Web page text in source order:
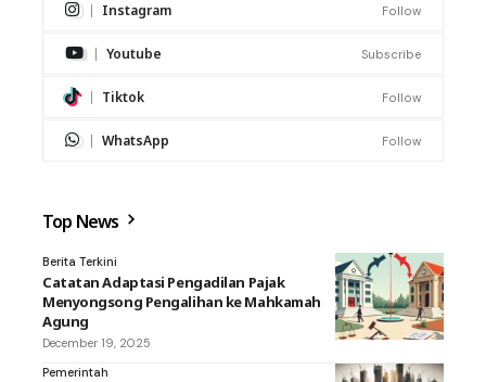
Instagram Follow
Youtube Subscribe
Tiktok Follow
WhatsApp Follow
Top News
Berita Terkini
Catatan Adaptasi Pengadilan Pajak
Menyongsong Pengalihan ke Mahkamah
Agung
December 19, 2025
Pemerintah